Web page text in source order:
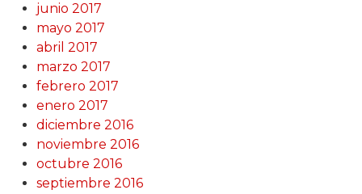
junio 2017
mayo 2017
abril 2017
marzo 2017
febrero 2017
enero 2017
diciembre 2016
noviembre 2016
octubre 2016
septiembre 2016